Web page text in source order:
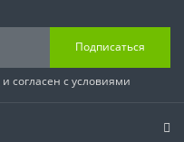
Подписаться
и согласен с условиями